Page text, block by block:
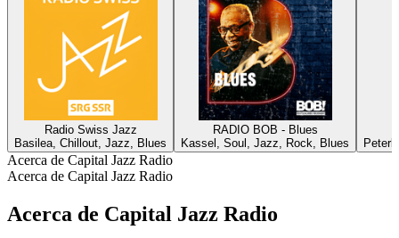
Radio Swiss Jazz
Basilea, Chillout, Jazz, Blues
RADIO BOB - Blues
Kassel, Soul, Jazz, Rock, Blues
Acerca de Capital Jazz Radio
Acerca de Capital Jazz Radio
Acerca de Capital Jazz Radio